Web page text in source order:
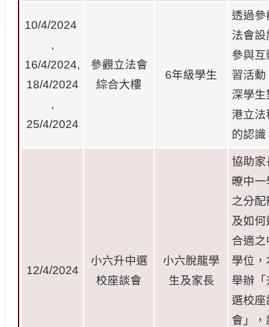
10/4/2024
,
16/4/2024,
18/4/2024
,
25/4/2024
參觀立法會
綜合大樓
6年級學生
透過參
法會設
參與互
習活動
深學生
港立法
的認識
12/4/2024
小六升中選
校座談會
小六脫龍學
生及家長
協助家
暸中一
之分配
及如何
合適之
學位，
舉辦「
選校座
會」，